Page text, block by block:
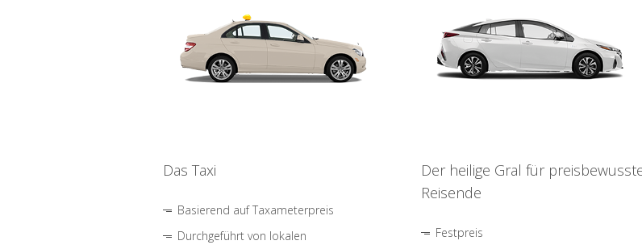
Das Taxi
Basierend auf Taxameterpreis
Durchgeführt von lokalen
Der heilige Gral für
Reisende
Festpreis